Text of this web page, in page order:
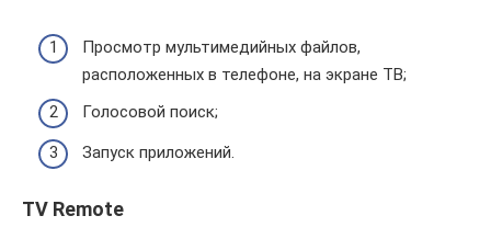
Просмотр мультимедийных файлов,
расположенных в телефоне, на экране ТВ;
Голосовой поиск;
Запуск приложений.
TV Remote